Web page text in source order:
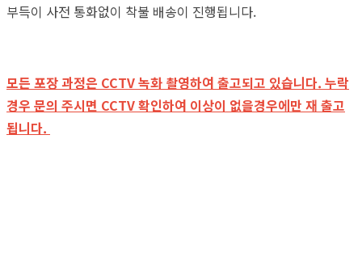
부득이 사전 통화없이 착불 배송이 진행됩니다.
모든 포장 과정은 CCTV 녹화 촬영하여 출고되고 있습니다. 누락
경우 문의 주시면 CCTV 확인하여 이상이 없을경우에만 재 출고
됩니다.